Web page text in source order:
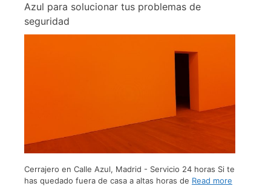
Azul para solucionar tus problemas de
seguridad
Cerrajero en Calle Azul, Madrid - Servicio 24 horas Si te
has quedado fuera de casa a altas horas de Read more